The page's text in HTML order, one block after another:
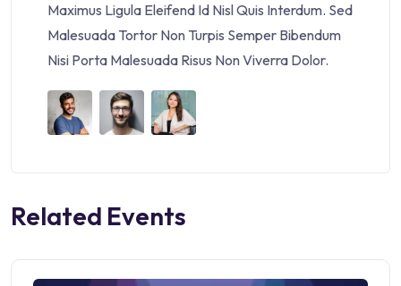
Maximus Ligula Eleifend Id Nisl Quis Interdum. Sed
Malesuada Tortor Non Turpis Semper Bibendum
Nisi Porta Malesuada Risus Non Viverra Dolor.
Related Events